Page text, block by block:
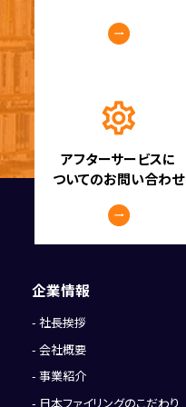
アフターサービスに
ついてのお問い合わせ
企業情報
社長挨拶
会社概要
事業紹介
日本ファイリングのこだわり